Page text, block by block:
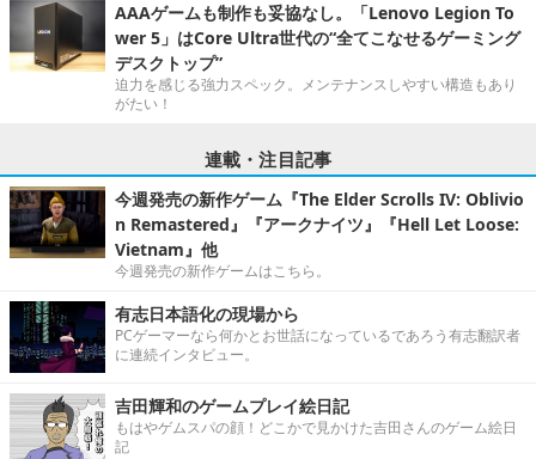
AAAゲームも制作も妥協なし。「Lenovo Legion To
wer 5」はCore Ultra世代の“全てこなせるゲーミング
デスクトップ”
迫力を感じる強力スペック。メンテナンスしやすい構造もあり
がたい！
連載・注目記事
今週発売の新作ゲーム『The Elder Scrolls IV: Oblivio
n Remastered』『アークナイツ』『Hell Let Loose:
Vietnam』他
今週発売の新作ゲームはこちら。
有志日本語化の現場から
PCゲーマーなら何かとお世話になっているであろう有志翻訳者
に連続インタビュー。
吉田輝和のゲームプレイ絵日記
もはやゲムスパの顔！どこかで見かけた吉田さんのゲーム絵日
記